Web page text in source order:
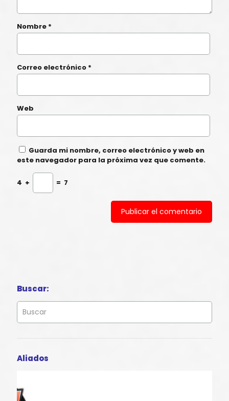
Nombre *
Correo electrónico *
Web
Guarda mi nombre, correo electrónico y web en
este navegador para la próxima vez que comente.
4 + = 7
Buscar:
Aliados